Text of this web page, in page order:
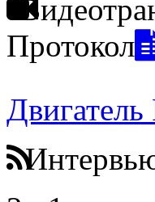
Протокол